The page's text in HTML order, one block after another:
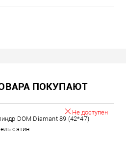
ПОКУПАЮТ
DOM Diamant 89 (42*47)
сатин
Не доступен